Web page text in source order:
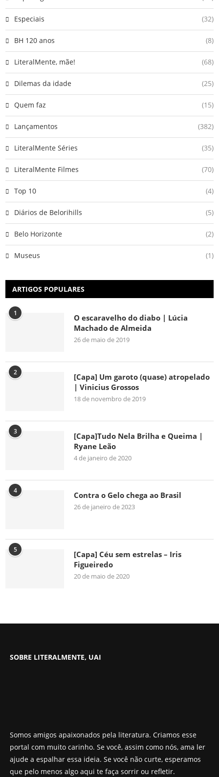
Especiais (32)
BH 120 anos (8)
LiteralMente, mãe! (68)
Dilemas da idade (25)
Quem faz (15)
Lançamentos (382)
LiteralMente Séries (35)
LiteralMente Filmes (70)
Top 10 (4)
Diários de Belorihills (5)
Belo Horizonte (2)
Museus (1)
ARTIGOS POPULARES
1
O escaravelho do diabo | Lúcia
Machado de Almeida
26 de maio de 2019
2
[Capa] Um garoto (quase) atropelado
| Vinicius Grossos
18 de novembro de 2019
3
[Capa]Tudo Nela Brilha e Queima |
Ryane Leão
4 de janeiro de 2020
4 Contra o Gelo chega ao Brasil
26 de janeiro de 2023
5
[Capa] Céu sem estrelas – Iris
Figueiredo
20 de maio de 2020
SOBRE LITERALMENTE, UAI
Somos amigos apaixonados pela literatura. Criamos esse
portal com muito carinho. Se você, assim como nós, ama ler
ajude a espalhar essa ideia. Se você não curte, esperamos
que pelo menos algo aqui te faça sorrir ou refletir.